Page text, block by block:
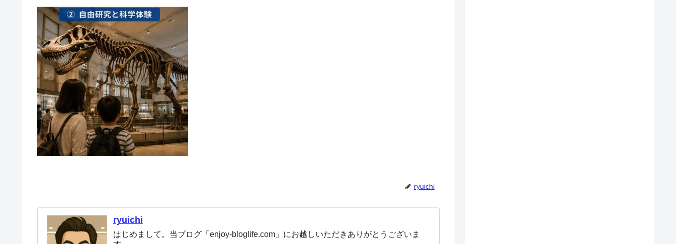
ryuichi
ryuichi
はじめまして。当ブログ「enjoy-bloglife.com」にお越しいただきありがとうございま